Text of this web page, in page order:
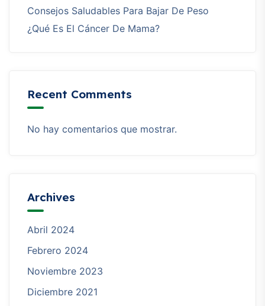
Consejos Saludables Para Bajar De Peso
¿Qué Es El Cáncer De Mama?
Recent Comments
No hay comentarios que mostrar.
Archives
Abril 2024
Febrero 2024
Noviembre 2023
Diciembre 2021